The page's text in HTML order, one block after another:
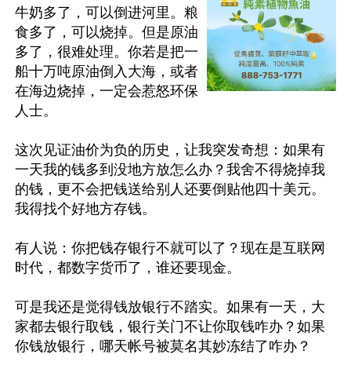
牛奶多了，可以倒进河里。粮
食多了，可以烧掉。但是原油
多了，很难处理。你若是把一
船十万吨原油倒入大海，或者
在海边烧掉，一定会惹怒环保
人士。
这次见证油价为负的历史，让我突发奇想：如果有
一天我的钱多到没地方放怎么办？我舍不得烧掉我
的钱，更不会把钱送给别人还要倒贴他四十美元。
我得找个好地方存钱。
有人说：你把钱存银行不就可以了？现在是互联网
时代，都数字货币了，谁还要现金。
可是我还是觉得钱放银行不踏实。如果有一天，大
家都去银行取钱，银行关门不让你取钱咋办？如果
你钱放银行，哪天帐号被莫名其妙冻结了咋办？